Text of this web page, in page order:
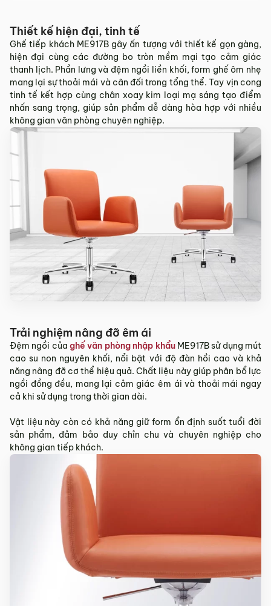
Thiết kế hiện đại, tinh tế
Ghế tiếp khách ME917B gây ấn tượng với thiết kế gọn gàng,
hiện đại cùng các đường bo tròn mềm mại tạo cảm giác
thanh lịch. Phần lưng và đệm ngồi liền khối, form ghế ôm nhẹ
mang lại sự thoải mái và cân đối trong tổng thể. Tay vịn cong
tinh tế kết hợp cùng chân xoay kim loại mạ sáng tạo điểm
nhấn sang trọng, giúp sản phẩm dễ dàng hòa hợp với nhiều
không gian văn phòng chuyên nghiệp.
Trải nghiệm nâng đỡ êm ái
Đệm ngồi củaghế văn phòng nhập khẩuME917B sử dụng mút
cao su non nguyên khối, nổi bật với độ đàn hồi cao và khả
năng nâng đỡ cơ thể hiệu quả. Chất liệu này giúp phân bổ lực
ngồi đồng đều, mang lại cảm giác êm ái và thoải mái ngay
cả khi sử dụng trong thời gian dài.
Vật liệu này còn có khả năng giữ form ổn định suốt tuổi đời
sản phẩm, đảm bảo duy chỉn chu và chuyên nghiệp cho
không gian tiếp khách.
Sản phẩm bị lỗi do nhà sản xuất.
Giao sai sản phẩm, sai mẫu mã so với đơn hàng.
Sản phẩm hư hỏng trong quá trình vận chuyển (rách, xước,
vỡ…).
Sản phẩm còn nguyên tình trạng ban đầu, chưa qua sử
dụng, còn nguyên chứng từ mua hàng do MyChair cung
cấp có chữ ký của bên bán và bên mua.
* Trường hợp khách hàng đổi trả sản phẩm mà chúng tôi
không còn sản phẩm thay thế, khách hàng không chọn được
mẫu sản phẩm khác ưng ý thì Quý khách sẽ được hoàn tiền
đúng với số tiền đã mua sản phẩm hoặc Quý khách tiến hành
đặt hàng sản xuất theo yêu cầu.
4.2. Các trường hợp không được đổi trả sản
phẩm
Sản phẩm đã qua sử dụng, sản phẩm có dấu hiệu chỉnh sửa
hoặc tự ý sửa chữa mà không có sự đồng ý của nhà sản
Sản phẩm sau khi đã được giao hàng, nhận hàng, Quý
Sản phẩm mới đã quá thời gian 3 ngày kể từ ngày nhận
hàng.
Mọi thông tin cần hỗ trợ và giải đáp vui lòng liên hệ MyChair
qua:
0942 902 468
Email:info@mychair.vn